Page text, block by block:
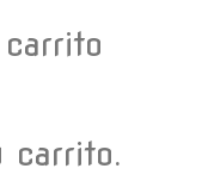
carrito.